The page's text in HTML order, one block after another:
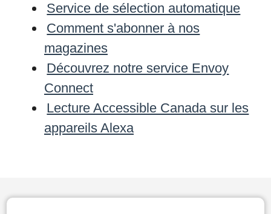
Service de sélection automatique
Comment s'abonner à nos
magazines
Découvrez notre service Envoy
Connect
Lecture Accessible Canada sur les
appareils Alexa